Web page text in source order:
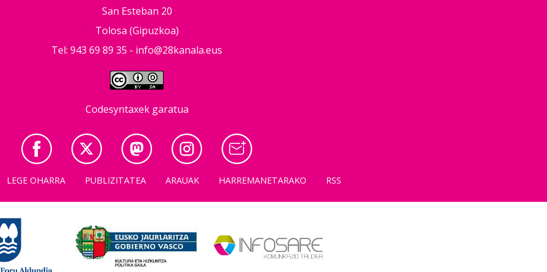
San Esteban 20
Tolosa (Gipuzkoa)
Tel: 943 69 89 35 - info@28kanala.eus
Codesyntaxek garatua
LEGE OHARRA PUBLIZITATEA ARAUAK HARREMANETARAKO RSS